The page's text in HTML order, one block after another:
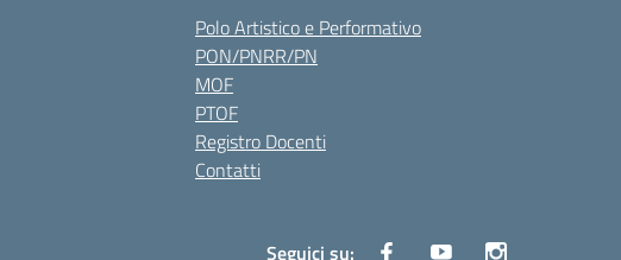
Polo Artistico e Performativo
PON/PNRR/PN
MOF
PTOF
Registro Docenti
Contatti
Seguici su: